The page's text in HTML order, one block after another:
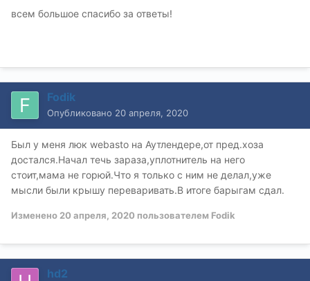
всем большое спасибо за ответы!
Fodik
Опубликовано 20 апреля, 2020
Был у меня люк webasto на Аутлендере,от пред.хоза
достался.Начал течь зараза,уплотнитель на него
стоит,мама не горюй.Что я только с ним не делал,уже
мысли были крышу переваривать.В итоге барыгам сдал.
Изменено 20 апреля, 2020 пользователем Fodik
hd2